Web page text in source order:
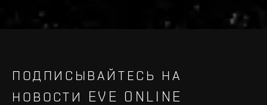
ПОДПИСЫВАЙТЕСЬ НА
НОВОСТИ EVE ONLINE